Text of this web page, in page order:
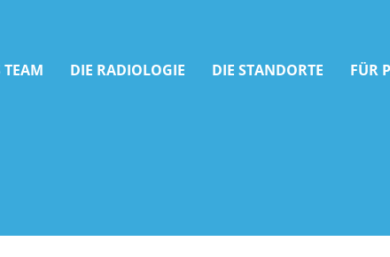
TEAM DIE RADIOLOGIE DIE STANDORTE FÜR